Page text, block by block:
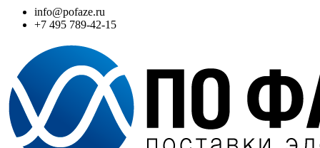
info@pofaze.ru
+7 495 789-42-15